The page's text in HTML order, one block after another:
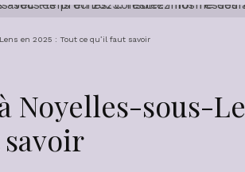
en 2025 : Tout ce qu’il faut savoir
Noyelles-sous-
savoir